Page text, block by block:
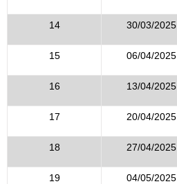
14 30/03/2025
15 06/04/2025
16 13/04/2025
17 20/04/2025
18 27/04/2025
19 04/05/2025